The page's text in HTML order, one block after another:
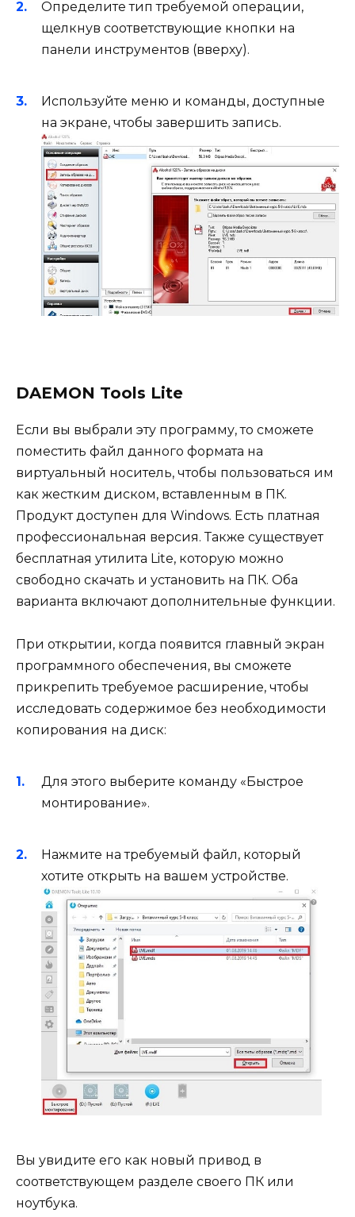
Определите тип требуемой операции,
щелкнув соответствующие кнопки на
панели инструментов (вверху).
Используйте меню и команды, доступные
на экране, чтобы завершить запись.
DAEMON Tools Lite
Если вы выбрали эту программу, то сможете
поместить файл данного формата на
виртуальный носитель, чтобы пользоваться им
как жестким диском, вставленным в ПК.
Продукт доступен для Windows. Есть платная
профессиональная версия. Также существует
бесплатная утилита Lite, которую можно
свободно скачать и установить на ПК. Оба
варианта включают дополнительные функции.
При открытии, когда появится главный экран
программного обеспечения, вы сможете
прикрепить требуемое расширение, чтобы
исследовать содержимое без необходимости
копирования на диск:
Для этого выберите команду «Быстрое
монтирование».
Нажмите на требуемый файл, который
хотите открыть на вашем устройстве.
Вы увидите его как новый привод в
соответствующем разделе своего ПК или
ноутбука.